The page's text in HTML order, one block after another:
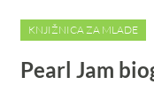
KNJIŽNICA ZA MLADE
Pearl Jam